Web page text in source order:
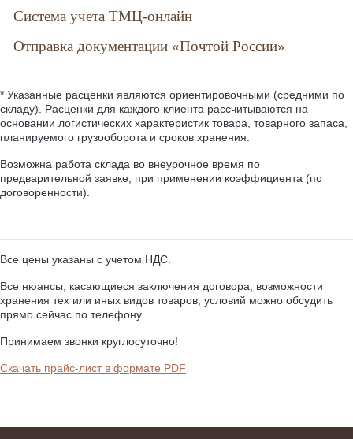
Система учета ТМЦ-онлайн
Отправка документации «Почтой России»
* Указанные расценки являются ориентировочными (средними по
складу). Расценки для каждого клиента рассчитываются на
основании логистических характеристик товара, товарного запаса,
планируемого грузооборота и сроков хранения.
Возможна работа склада во внеурочное время по
предварительной заявке, при применении коэффициента (по
договоренности).
Все цены указаны с учетом НДС.
Все нюансы, касающиеся заключения договора, возможности
хранения тех или иных видов товаров, условий можно обсудить
прямо сейчас по телефону.
Принимаем звонки круглосуточно!
Скачать прайс-лист в формате PDF